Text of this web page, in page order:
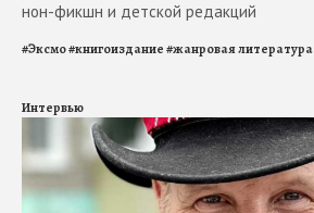
нон-фикшн и детской редакций
#Эксмо#книгоиздание#жанровая литература
Интервью